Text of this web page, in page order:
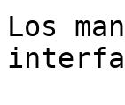
Los